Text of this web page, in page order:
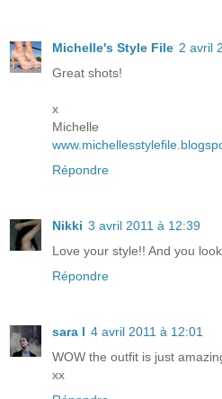
Michelle's Style File 2 avril
Great shots!
x
Michelle
Répondre
Nikki 3 avril 2011 à 12:39
Love your style!! And you
Répondre
sara l 4 avril 2011 à 12:01
WOW the outfit is just
xx